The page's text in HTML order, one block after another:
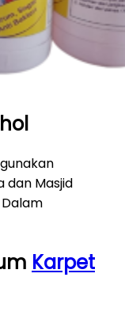
dan Masjid
Karpet